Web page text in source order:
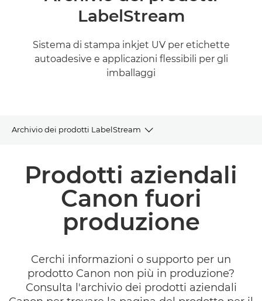
LabelStream
Sistema di stampa inkjet UV per etichette
autoadesive e applicazioni flessibili per gli
imballaggi
Archivio dei prodotti LabelStream
Prodotti e soluzioni correlate
Prodotti aziendali
Canon fuori
produzione
Cerchi informazioni o supporto per un
prodotto Canon non più in produzione?
Consulta l'archivio dei prodotti aziendali